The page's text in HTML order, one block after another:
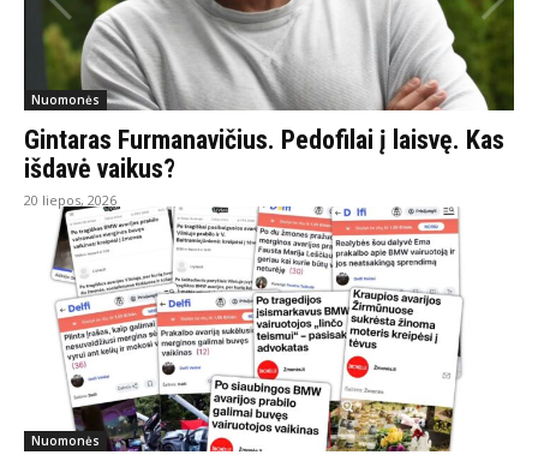
Nuomonės
Gintaras Furmanavičius. Pedofilai į laisvę. Kas
išdavė vaikus?
20 liepos, 2026
Nuomonės